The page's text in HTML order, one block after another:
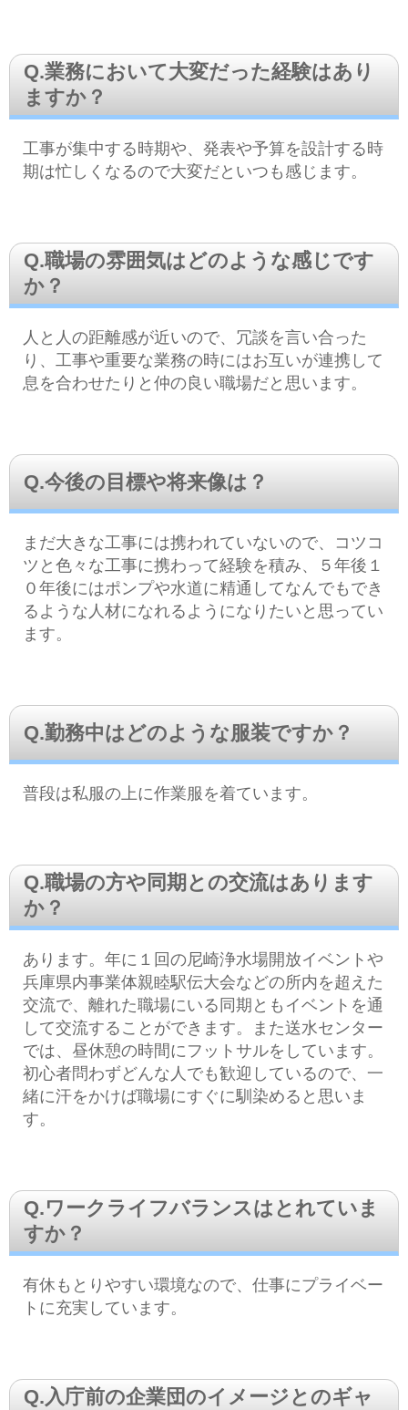
Q.業務において大変だった経験はあり
ますか？
工事が集中する時期や、発表や予算を設計する時
期は忙しくなるので大変だといつも感じます。
Q.職場の雰囲気はどのような感じです
か？
人と人の距離感が近いので、冗談を言い合った
り、工事や重要な業務の時にはお互いが連携して
息を合わせたりと仲の良い職場だと思います。
Q.今後の目標や将来像は？
まだ大きな工事には携われていないので、コツコ
ツと色々な工事に携わって経験を積み、５年後１
０年後にはポンプや水道に精通してなんでもでき
るような人材になれるようになりたいと思ってい
ます。
Q.勤務中はどのような服装ですか？
普段は私服の上に作業服を着ています。
Q.職場の方や同期との交流はあります
か？
あります。年に１回の尼崎浄水場開放イベントや
兵庫県内事業体親睦駅伝大会などの所内を超えた
交流で、離れた職場にいる同期ともイベントを通
して交流することができます。また送水センター
では、昼休憩の時間にフットサルをしています。
初心者問わずどんな人でも歓迎しているので、一
緒に汗をかけば職場にすぐに馴染めると思いま
す。
Q.ワークライフバランスはとれていま
すか？
有休もとりやすい環境なので、仕事にプライベー
トに充実しています。
Q.入庁前の企業団のイメージとのギャ